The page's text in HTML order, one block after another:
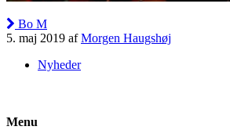
Bo M
5. maj 2019 afMorgen Haugshøj
Nyheder
Menu